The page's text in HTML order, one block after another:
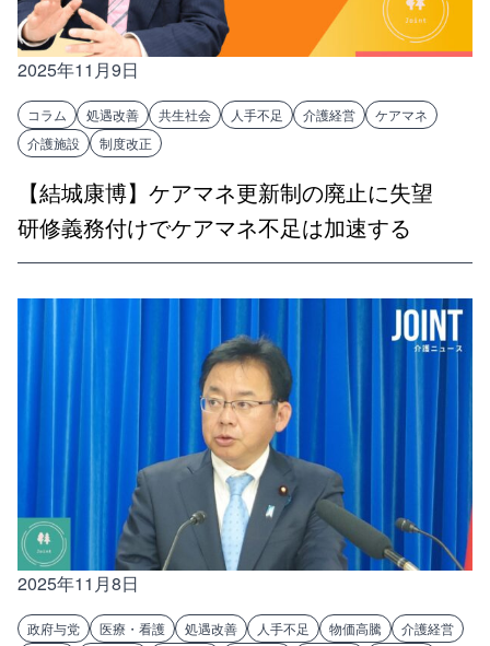
2025年11月9日
コラム 処遇改善 共生社会 人手不足 介護経営
ケアマネ
介護施設
制度改正
【結城康博】ケアマネ更新制の廃止に失望
研修義務付けでケアマネ不足は加速する
2025年11月8日
政府与党 医療・看護 処遇改善 人手不足 物価高騰
介護経営